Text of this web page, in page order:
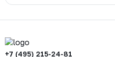
+7 (495) 215-24-81